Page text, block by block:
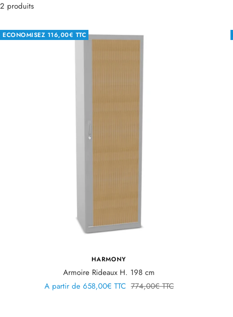
2 produits
ECONOMISEZ 116,00€ TTC
HARMONY
Armoire Rideaux H. 198 cm
Prix
A partir de 658,00€ TTC Prix
774,00€ TTC